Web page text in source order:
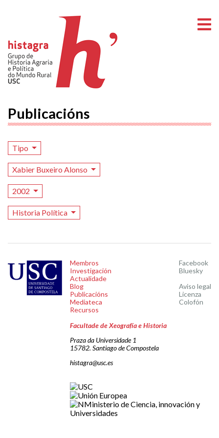
Publicacións
Tipo
Xabier Buxeiro Alonso
2002
Historia Política
Membros
Investigación
Actualidade
Blog
Publicacións
Mediateca
Recursos
Facebook
Bluesky
Aviso legal
Licenza
Colofón
Facultade de Xeografía e Historia
Praza da Universidade 1
15782. Santiago de Compostela
histagra@usc.es